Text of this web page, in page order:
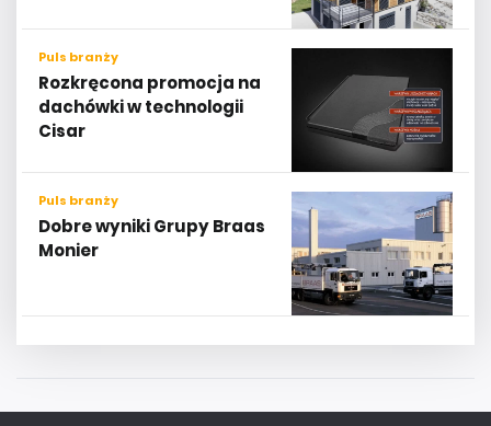
Puls branży
Rozkręcona promocja na
dachówki w technologii
Cisar
Puls branży
Dobre wyniki Grupy Braas
Monier